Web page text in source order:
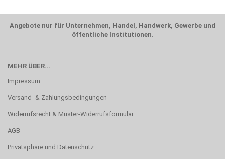
Angebote nur für Unternehmen, Handel, Handwerk, Gewerbe und
öffentliche Institutionen.
MEHR ÜBER...
Impressum
Versand- & Zahlungsbedingungen
Widerrufsrecht & Muster-Widerrufsformular
AGB
Privatsphäre und Datenschutz